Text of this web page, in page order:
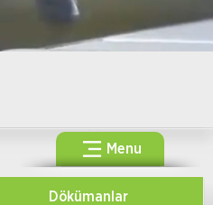
Menu
Dökümanlar